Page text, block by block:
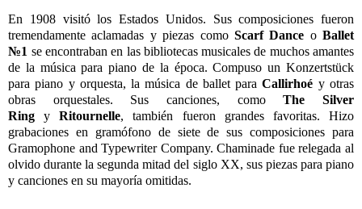
En 1908 visitó los Estados Unidos. Sus composiciones fueron
tremendamente aclamadas y piezas como Scarf Dance oBallet
№1 se encontraban en las bibliotecas musicales de muchos amantes
de la música para piano de la época. Compuso un Konzertstück
para piano y orquesta, la música de ballet paraCallirhoé y otras
obras orquestales. Sus canciones, comoThe Silver
Ring yRitournelle, también fueron grandes favoritas. Hizo
grabaciones en gramófono de siete de sus composiciones para
Gramophone and Typewriter Company. Chaminade fue relegada al
olvido durante la segunda mitad del siglo XX, sus piezas para piano
y canciones en su mayoría omitidas.